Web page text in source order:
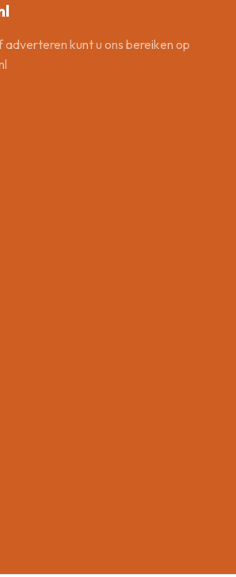
adverteren kunt u ons bereiken op